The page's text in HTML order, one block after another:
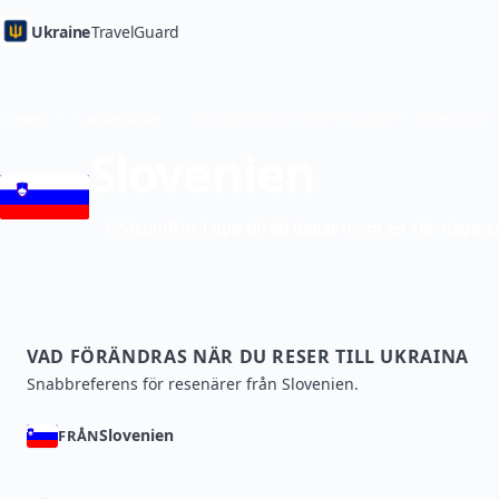
UkraineTravelGuard
VAD FÖRÄNDRAS NÄR DU RESER TILL UKRAINA
Snabbreferens för resenärer från Slovenien.
FRÅNSlovenien